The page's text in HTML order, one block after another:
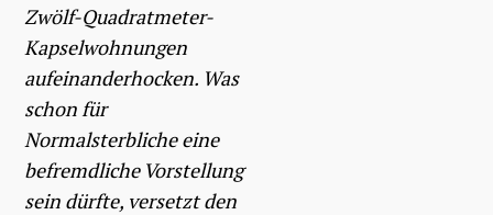
Zwölf-Quadratmeter-
Kapselwohnungen
aufeinanderhocken. Was
schon für
Normalsterbliche eine
befremdliche Vorstellung
sein dürfte, versetzt den